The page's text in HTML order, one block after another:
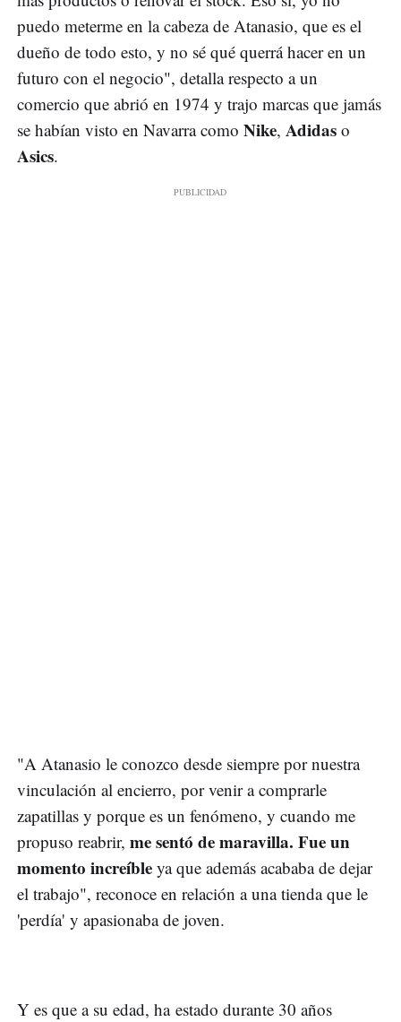
puedo meterme en la cabeza de Atanasio, que es el
dueño de todo esto, y no sé qué querrá hacer en un
futuro con el negocio", detalla respecto a un
comercio que abrió en 1974 y trajo marcas que jamás
se habían visto en Navarra como Nike, Adidas o
Asics.
"A Atanasio le conozco desde siempre por nuestra
vinculación al encierro, por venir a comprarle
zapatillas y porque es un fenómeno, y cuando me
propuso reabrir, me sentó de maravilla. Fue un
momento increíble ya que además acababa de dejar
el trabajo", reconoce en relación a una tienda que le
'perdía' y apasionaba de joven.
Y es que a su edad, ha estado durante 30 años